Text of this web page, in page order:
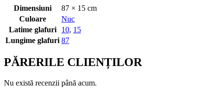
Dimensiuni
87 × 15 cm
Culoare
Nuc
Latime glafuri
10, 15
Lungime glafuri 87
PĂRERILE CLIENȚILOR
Nu există recenzii până acum.